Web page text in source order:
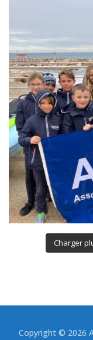
Charger
Copyright © 2026